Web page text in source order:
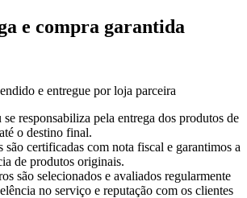
e compra garantida
e entregue por loja parceira
responsabiliza pela entrega dos produtos de
o destino final.
são certificadas com nota fiscal e garantimos a
de produtos originais.
são selecionados e avaliados regularmente
no serviço e reputação com os clientes